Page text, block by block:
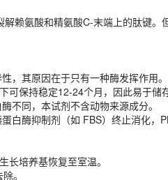
，其原因在于只有一种酶发挥作用
白酶抑制剂（如 FBS）终止消化，
长培养基恢复至室温。
。
清洗完去除DPBS液体。
液（如25cm2瓶中加入1-2ml
察），可轻拍培养瓶/皿。
赖氨酸和精氨酸C-末端上的肽键
，其原因在于只有一种酶发挥作用
可保持稳定12-24个月，因此易于储
不同，本试剂不含动物来源成分。
白酶抑制剂（如 FBS）终止消化，
长培养基恢复至室温。
。